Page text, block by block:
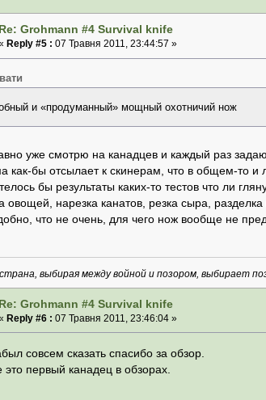
Re: Grohmann #4 Survival knife
Reply #5 : 07 Травня 2011, 23:44:57 »
и «продуманный» мощный охотничий нож
уже смотрю на канадцев и каждый раз
как-бы отсылает к скинерам, что в общем-то и
бы результаты каких-то тестов что ли
овощей, нарезка канатов, резка сыра,
что не очень, для чего нож вообще не
выбирая между войной и позором, выбирает
Re: Grohmann #4 Survival knife
Reply #6 : 07 Травня 2011, 23:46:04 »
совсем сказать спасибо за обзор.
это первый канадец в обзорах.